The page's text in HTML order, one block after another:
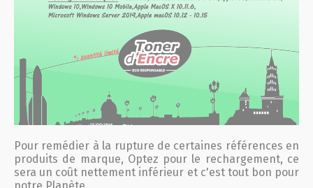
Pour remédier à la rupture de certaines références en
produits de marque, Optez pour le rechargement, ce
sera un coût nettement inférieur et c'est tout bon pour